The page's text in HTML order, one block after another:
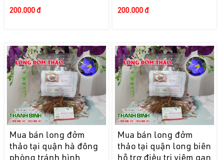
200.000 đ 200.000 đ
Mua bán long đởm
thảo tại quận hà đông
Mua bán long đởm
thảo tại quận long biên